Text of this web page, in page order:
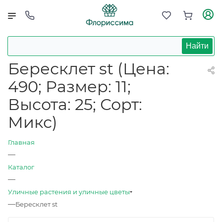
Найти
Бересклет st (Цена:
490; Размер: 11;
Высота: 25; Сорт:
Микс)
Главная
—
Каталог
—
Уличные растения и уличные цветы
—Бересклет st